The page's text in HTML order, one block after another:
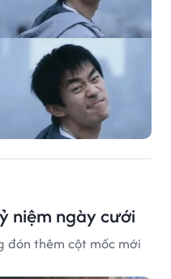
niệm ngày cưới
đón thêm cột mốc mới